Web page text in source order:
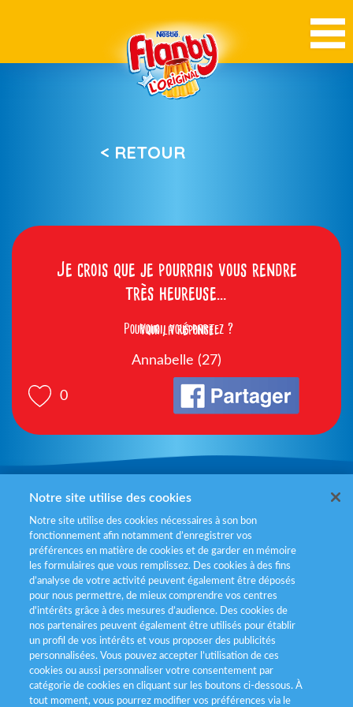
< RETOUR
Je crois que je pourrais vous rendre
très heureuse…
Voir la réponse
Pourquoi, vous partez ?
0
Annabelle (27)
Mentions légales
Politiques de gestion des cookies
Politique données personnelles
Services consommateurs
Déclaration d’accessibilité
Notre site utilise des cookies
Notre site utilise des cookies nécessaires à son bon
fonctionnement afin notamment d’enregistrer vos
préférences en matière de cookies et de garder en mémoire
les formulaires que vous remplissez. Des cookies à des fins
d’analyse de votre activité peuvent également être déposés
pour nous permettre, de mieux comprendre vos centres
d'intérêts grâce à des mesures d’audience. Des cookies de
nos partenaires peuvent également être utilisés pour établir
un profil de vos intérêts et vous proposer des publicités
personnalisées. Vous pouvez accepter l’utilisation de ces
cookies ou aussi personnaliser votre consentement par
catégorie de cookies en cliquant sur les boutons ci-dessous. À
tout moment, vous pourrez modifier vos préférences via le